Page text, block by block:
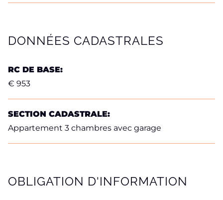
DONNÉES CADASTRALES
RC DE BASE:
€ 953
SECTION CADASTRALE:
Appartement 3 chambres avec garage
OBLIGATION D'INFORMATION